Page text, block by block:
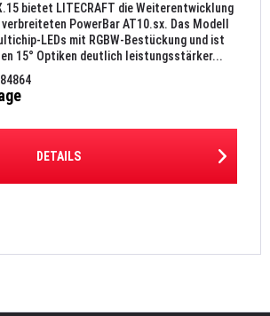
bietet LITECRAFT die Weiterentwicklung
PowerBar AT10.sx. Das Modell
LEDs mit RGBW-Bestückung und ist
15° Optiken deutlich leistungsstärker...
DETAILS